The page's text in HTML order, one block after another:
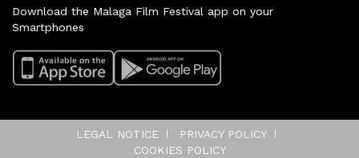
Download the Malaga Film Festival app on your
Smartphones
LEGAL NOTICE
PRIVACY POLICY
COOKIES POLICY